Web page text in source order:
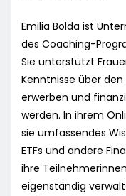
Emilia Bolda ist
des Coaching-
Sie unterstützt
Kenntnisse über
erwerben und
werden. In ihrem
sie umfassendes
ETFs und andere
ihre
eigenständig